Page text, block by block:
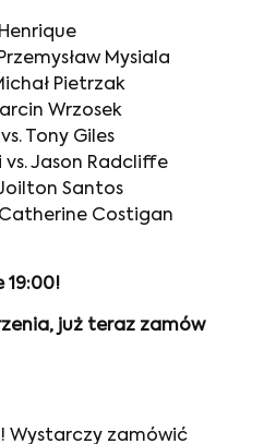
Mysiala
Pietrzak
Wrzosek
Tony Giles
Jason Radcliffe
Joilton Santos
Costigan
19:00!
już teraz zamów
Wystarczy zamówić